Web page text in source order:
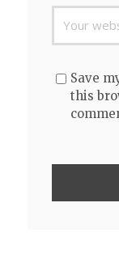
Save
this